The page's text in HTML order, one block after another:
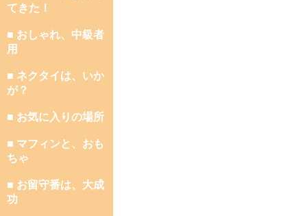
てきた！
■ おしゃれ、中級者
用
■ ネクタイは、いか
が？
■ お気に入りの場所
■ マフィンと、おも
ちゃ
■ お留守番は、大成
功